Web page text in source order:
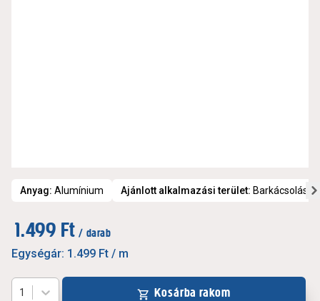
Anyag: Alumínium Ajánlott alkalmazási terület: Barkácsolás,
1.499 Ft / darab
Egységár: 1.499 Ft / m
1 Kosárba rakom